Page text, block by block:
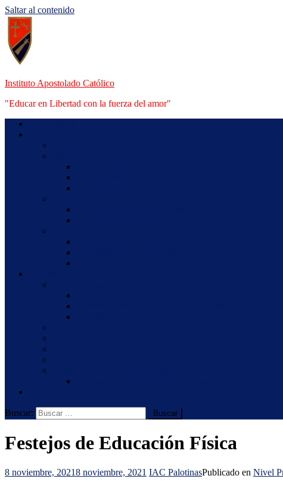
Saltar al contenido
Instituto Apostolado Católico
"Educar en Libertad con la fuerza del amor"
Buscar:
Festejos de Educación Física
8 noviembre, 20218 noviembre, 2021 IAC PalotinasPublicado en Nivel